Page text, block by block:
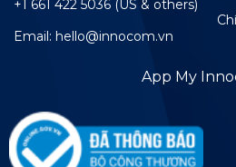
+1 661 422 5036 (US & others)
Email: hello@innocom.vn
App My